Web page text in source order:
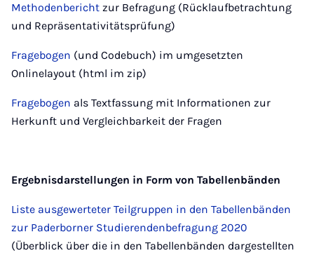
Methodenbericht zur Befragung (Rücklaufbetrachtung
und Repräsentativitätsprüfung)
Fragebogen (und Codebuch) im umgesetzten
Onlinelayout (html im zip)
Fragebogen als Textfassung mit Informationen zur
Herkunft und Vergleichbarkeit der Fragen
Ergebnisdarstellungen in Form von Tabellenbänden
Liste ausgewerteter Teilgruppen in den Tabellenbänden
zur Paderborner Studierendenbefragung 2020
(Überblick über die in den Tabellenbänden dargestellten